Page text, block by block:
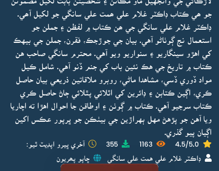
جو ھي ڪتاب ڊاڪٽر غلام علي ھمت علي سانگي جو لکيل آھي.
ڊاڪٽر غلام علي سانگي جي ھن ڪتاب ۾ لفظن ۽ جملن جو
استعمال نج ڳوٺاڻو آهي. بيان جي جوڙجڪ، فقرن، جملن جي بيهڪ
کي اهڙو سينگاريو ۽ سنواريو ويو آهي. محترم سانگي صاحب هن
ڪتاب ۾ تاريخ جي هڪ نئين باب کي جنم ڏنو آهي. شامل ڪيل
مواد ڏوري ڏسي، مشاهدا ماڻي، روبرو ملاقاتين ذريعي بيان حاصل
ڪري، اڳين ڪتابن ۽ ڊائرين کي اٿلائي پٿلائي ڄاڻ حاصل ڪري
ڪتاب سرجيو آهي. ڪتاب ۾ ڳوٺن ۽ اوطاقن جا احوال اهڙا ته اچاريا
ويا آهن جو پڙهڻ مهل ٻهراڙين جي بيٺڪن جو ڀرپور عڪس اکين
اڳيان پيو گذري.
4.5/5.0
1163
355 آخري ڀيرو اپڊيٽ ٿيو:
ڊاڪٽر غلام علي همت علي سانگي ڇاپو پھريون